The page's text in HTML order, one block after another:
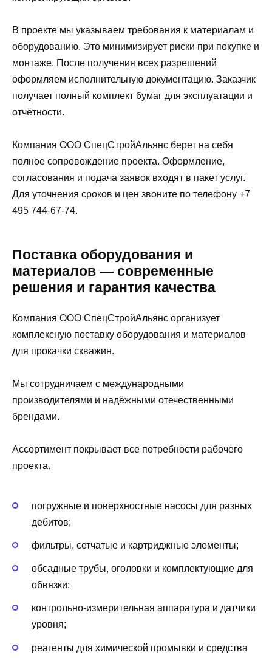
В проекте мы указываем требования к материалам и
оборудованию. Это минимизирует риски при покупке и
монтаже. После получения всех разрешений
оформляем исполнительную документацию. Заказчик
получает полный комплект бумаг для эксплуатации и
отчётности.
Компания ООО СпецСтройАльянс берет на себя
полное сопровождение проекта. Оформление,
согласования и подача заявок входят в пакет услуг.
Для уточнения сроков и цен звоните по телефону +7
495 744-67-74.
Поставка оборудования и
материалов — современные
решения и гарантия качества
Компания ООО СпецСтройАльянс организует
комплексную поставку оборудования и материалов
для прокачки скважин.
Мы сотрудничаем с международными
производителями и надёжными отечественными
брендами.
Ассортимент покрывает все потребности рабочего
проекта.
погружные и поверхностные насосы для разных
дебитов;
фильтры, сетчатые и картриджные элементы;
обсадные трубы, оголовки и комплектующие для
обвязки;
контрольно-измерительная аппаратура и датчики
уровня;
реагенты для химической промывки и средства